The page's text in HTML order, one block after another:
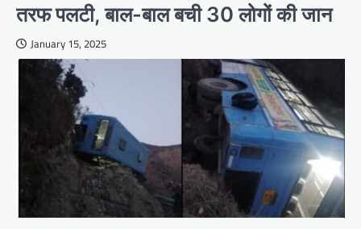
तरफ पलटी, बाल-बाल बची 30 लोगों की जान
January 15, 2025